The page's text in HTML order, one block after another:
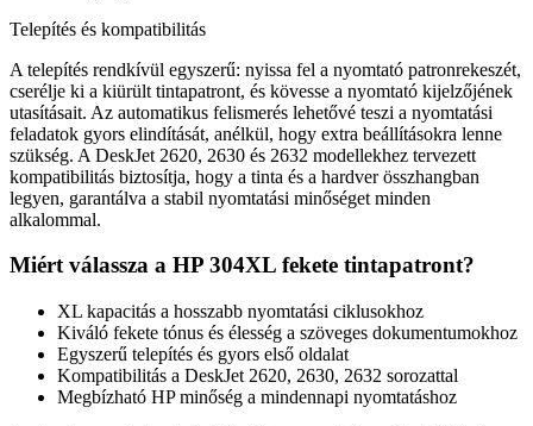
Telepítés és kompatibilitás
A telepítés rendkívül egyszerű: nyissa fel a nyomtató patronrekeszét,
cserélje ki a kiürült tintapatront, és kövesse a nyomtató kijelzőjének
utasításait. Az automatikus felismerés lehetővé teszi a nyomtatási
feladatok gyors elindítását, anélkül, hogy extra beállításokra lenne
szükség. A DeskJet 2620, 2630 és 2632 modellekhez tervezett
kompatibilitás biztosítja, hogy a tinta és a hardver összhangban
legyen, garantálva a stabil nyomtatási minőséget minden
alkalommal.
Miért válassza a HP 304XL fekete tintapatront?
XL kapacitás a hosszabb nyomtatási ciklusokhoz
Kiváló fekete tónus és élesség a szöveges dokumentumokhoz
Egyszerű telepítés és gyors első oldalat
Kompatibilitás a DeskJet 2620, 2630, 2632 sorozattal
Megbízható HP minőség a mindennapi nyomtatáshoz